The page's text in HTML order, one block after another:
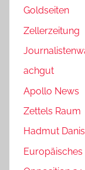
Goldseiten
Zellerzeitung
achgut
Apollo News
Zettels Raum
Hadmut